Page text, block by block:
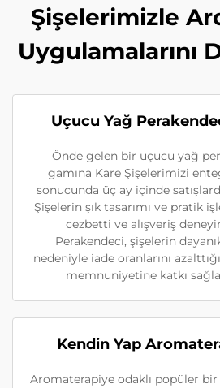
Şişelerimizle
Uygulamalarını
Uçucu Yağ
Önde gelen bir uçucu yağ
gamına Kare Şişelerimizi
sonucunda üç ay içinde
Şişelerin şık tasarımı ve pratik
cezbetti ve alışveriş
Perakendeci, şişelerin
nedeniyle iade oranlarını
memnuniyetine katkı
Kendin Yap
Aromaterapiye odaklı popüler